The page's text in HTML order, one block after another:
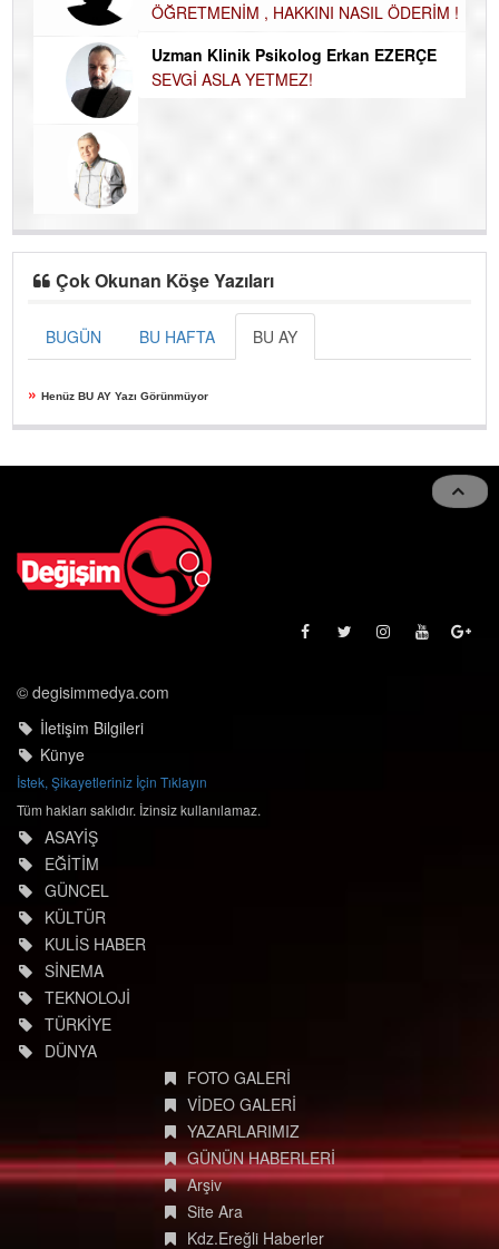
ÖĞRETMENİM , HAKKINI NASIL ÖDERİM !
Uzman Klinik Psikolog Erkan EZERÇE
SEVGİ ASLA YETMEZ!
Çok Okunan Köşe Yazıları
BUGÜN BU HAFTA BU AY
» Henüz BU AY Yazı Görünmüyor
© degisimmedya.com
İletişim Bilgileri
Künye
İstek, Şikayetleriniz İçin Tıklayın
Tüm hakları saklıdır. İzinsiz kullanılamaz.
ASAYİŞ
EĞİTİM
GÜNCEL
KÜLTÜR
KULİS HABER
SİNEMA
TEKNOLOJİ
TÜRKİYE
DÜNYA
FOTO GALERİ
VİDEO GALERİ
YAZARLARIMIZ
GÜNÜN HABERLERİ
Arşiv
Site Ara
Kdz.Ereğli Haberler